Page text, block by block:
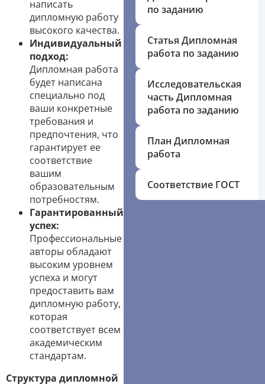
написать
дипломную работу
высокого качества.
Индивидуальный
подход:
Дипломная работа
будет написана
специально под
ваши конкретные
требования и
предпочтения, что
гарантирует ее
соответствие
вашим
образовательным
потребностям.
Гарантированный
успех:
Профессиональные
авторы обладают
высоким уровнем
успеха и могут
предоставить вам
дипломную работу,
которая
соответствует всем
академическим
стандартам.
Структура дипломной
по заданию
Статья Дипломная
работа по заданию
Исследовательская
часть Дипломная
работа по заданию
План Дипломная
работа
Соответствие ГОСТ